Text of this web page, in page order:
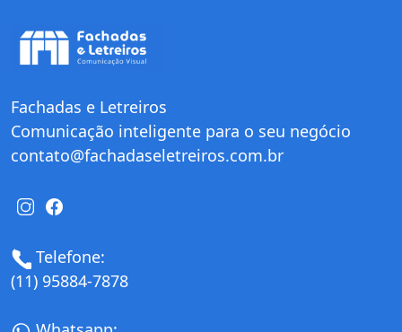
Fachadas e Letreiros
Comunicação inteligente para o seu negócio
contato@fachadaseletreiros.com.br
Telefone:
(11) 95884-7878